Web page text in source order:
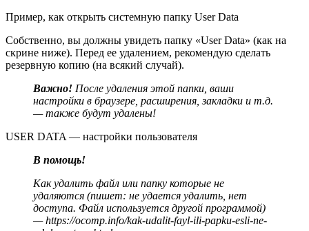
Пример, как открыть системную папку User Data
Собственно, вы должны увидеть папку «User Data» (как на
скрине ниже). Перед ее удалением, рекомендую сделать
резервную копию (на всякий случай).
Важно! После удаления этой папки, ваши
настройки в браузере, расширения, закладки и т.д.
— также будут удалены!
USER DATA — настройки пользователя
В помощь!
Как удалить файл или папку которые не
удаляются (пишет: не удается удалить, нет
доступа. Файл используется другой программой)
— https://ocomp.info/kak-udalit-fayl-ili-papku-esli-ne-